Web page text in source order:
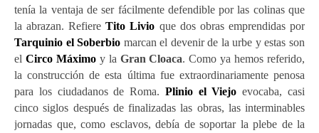
tenía la ventaja de ser fácilmente defendible por las colinas que
la abrazan. RefiereTito Livio que dos obras emprendidas por
Tarquinio el Soberbio marcan el devenir de la urbe y estas son
el Circo Máximoy la Gran Cloaca. Como ya hemos referido,
la construcción de esta última fue extraordinariamente penosa
para los ciudadanos de Roma. Plinio el Viejo evocaba, casi
cinco siglos despuésde finalizadas las obras, las interminables
jornadas que, como esclavos, debía de soportar la plebe de la